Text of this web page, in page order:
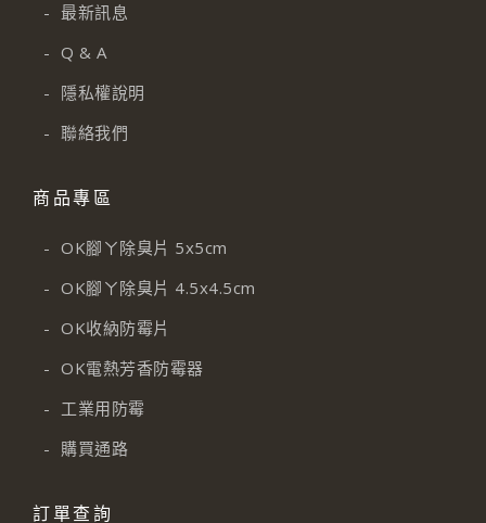
- 最新訊息
- Q & A
- 隱私權說明
- 聯絡我們
商品專區
- OK腳ㄚ除臭片 5x5cm
- OK腳ㄚ除臭片 4.5x4.5cm
- OK收納防霉片
- OK電熱芳香防霉器
- 工業用防霉
- 購買通路
訂單查詢